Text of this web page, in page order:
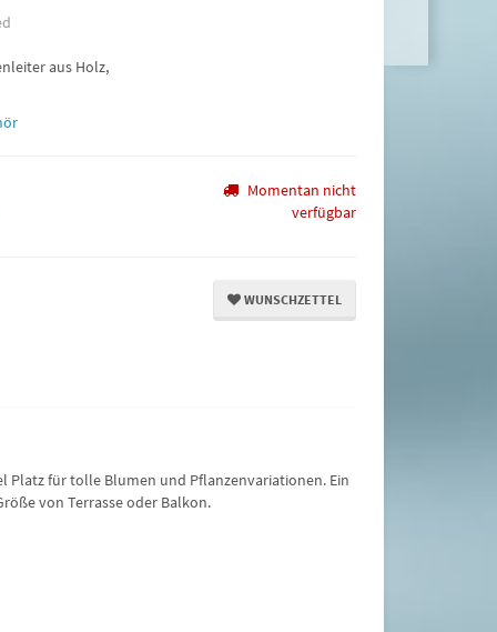
aus Holz,
Momentan nicht
verfügbar
WUNSCHZETTEL
für tolle Blumen und Pflanzenvariationen. Ein
von Terrasse oder Balkon.